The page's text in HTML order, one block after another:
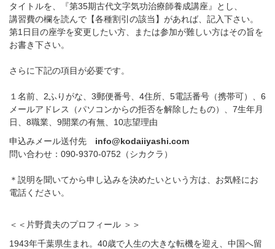
タイトルを、『第35期古代文字気功治療師養成講座』とし、
講習費の欄を読んで【各種割引の該当】があれば、記入下さい。
第1 日目の座学を変更したい方、または参加が難しい方はその旨を
お書き下さい。
さらに下記の項目が必要です。
１名前、 2ふりがな、 3郵便番号、 4住所、 5電話番号（携帯可）、 6
メールアドレス（パソコンからの拒否を解除したもの）、 7生年月
日、 8職業、 9開業の有無、 10志望理由
申込みメール送付先 info@kodaiiyashi.com
問い合わせ： 090-9370-0752 （シカクラ）
＊説明を聞いてから申し込みを決めたいという方は、お気軽にお
電話ください。
＜＜片野貴夫のプロフィール ＞＞
1943年千葉県生まれ。 40歳で人生の大きな転機を迎え、中国へ留